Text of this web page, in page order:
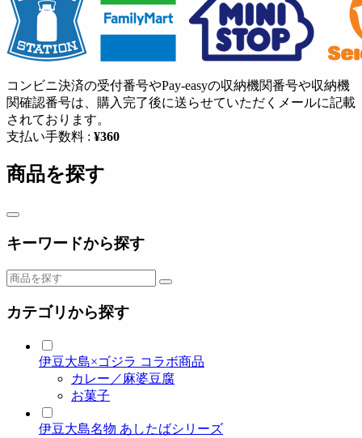
コンビニ決済の受付番号やPay-easyの収納機関番号や収納機
関確認番号は、購入完了後に送らせていただくメールに記載
されております。
支払い手数料 : ¥360
商品を探す
キーワードから探す
カテゴリから探す
伊豆大島×ゴジラ コラボ商品
カレー／麻婆豆腐
お菓子
伊豆大島名物 あしたばシリーズ